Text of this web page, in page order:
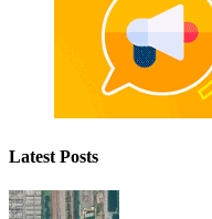
Latest Posts